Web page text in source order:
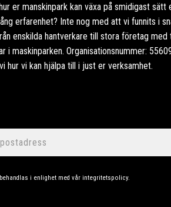
er manskinpark kan växa på smidigast sätt
erfarenhet? Inte nog med att vi funnits i
enskilda hantverkare till stora företag
i maskinparken. Organisationsnummer:
hur vi kan hjälpa till i just er verksamhet.
i enlighet med vår integritetspolicy.